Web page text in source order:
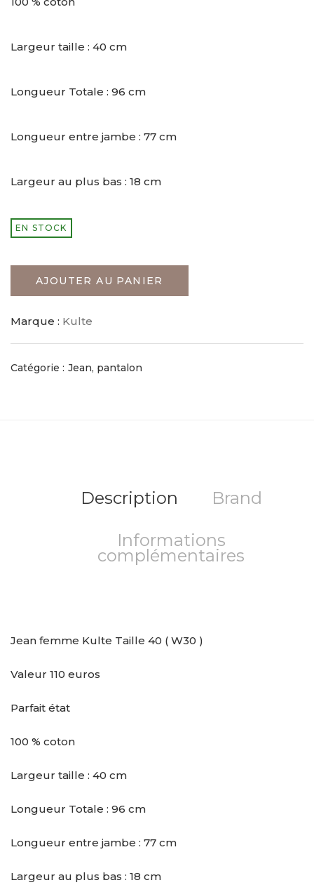
Largeur taille : 40 cm
Longueur Totale : 96 cm
Longueur entre jambe : 77 cm
Largeur au plus bas : 18 cm
EN STOCK
AJOUTER AU PANIER
Marque : Kulte
Catégorie : Jean, pantalon
Description Brand
Informations
complémentaires
Jean femme Kulte Taille 40 ( W30 )
Valeur 110 euros
Parfait état
100 % coton
Largeur taille : 40 cm
Longueur Totale : 96 cm
Longueur entre jambe : 77 cm
Largeur au plus bas : 18 cm